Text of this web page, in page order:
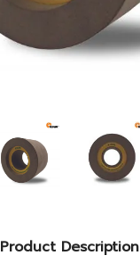
Product Description